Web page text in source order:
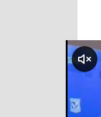
klikni za zvuk